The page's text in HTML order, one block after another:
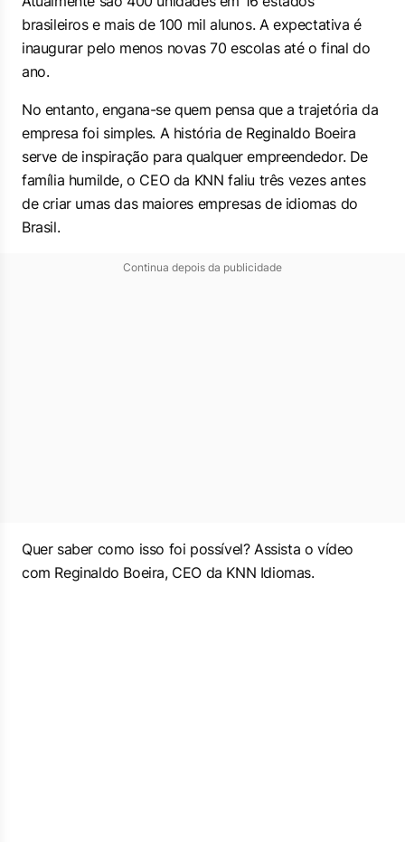
brasileiros e mais de 100 mil alunos. A expectativa é
inaugurar pelo menos novas 70 escolas até o final do
ano.
No entanto, engana-se quem pensa que a trajetória da
empresa foi simples. A história de Reginaldo Boeira
serve de inspiração para qualquer empreendedor. De
família humilde, o CEO da KNN faliu três vezes antes
de criar umas das maiores empresas de idiomas do
Brasil.
Continua depois da publicidade
Quer saber como isso foi possível? Assista o vídeo
com Reginaldo Boeira, CEO da KNN Idiomas.